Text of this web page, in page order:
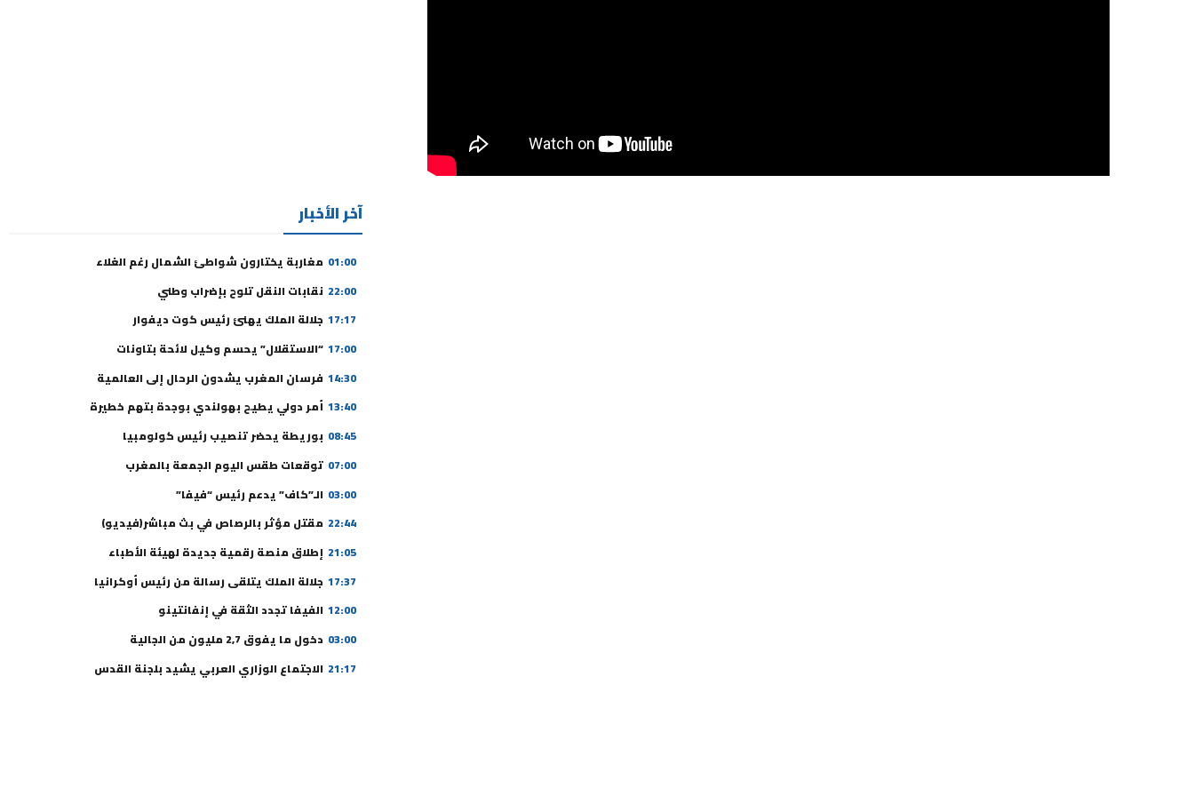
آخر الأخبار
01:00 مغاربة يختارون شواطئ الشمال رغم الغلاء
22:00 نقابات النقل تلوح بإضراب وطني
17:17 جلالة الملك يهنئ رئيس كوت ديفوار
17:00 “الاستقلال” يحسم وكيل لائحة بتاونات
14:30 فرسان المغرب يشدون الرحال إلى العالمية
13:40 أمر دولي يطيح بهولندي بوجدة بتهم خطيرة
08:45 بوريطة يحضر تنصيب رئيس كولومبيا
07:00 توقعات طقس اليوم الجمعة بالمغرب
03:00 الـ”كاف” يدعم رئيس “فيفا”
22:44 مقتل مؤثر بالرصاص في بث مباشر(فيديو)
21:05 إطلاق منصة رقمية جديدة لهيئة الأطباء
17:37 جلالة الملك يتلقى رسالة من رئيس أوكرانيا
12:00 الفيفا تجدد الثقة في إنفانتينو
03:00 دخول ما يفوق 2,7 مليون من الجالية
21:17 الاجتماع الوزاري العربي يشيد بلجنة القدس